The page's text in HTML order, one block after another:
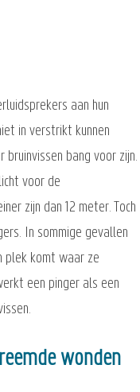
aan hun
in verstrikt kunnen
bang voor zijn.
voor de
zijn dan 12 meter. Toch
In sommige gevallen
plek komt waar ze
een pinger als een
wonden